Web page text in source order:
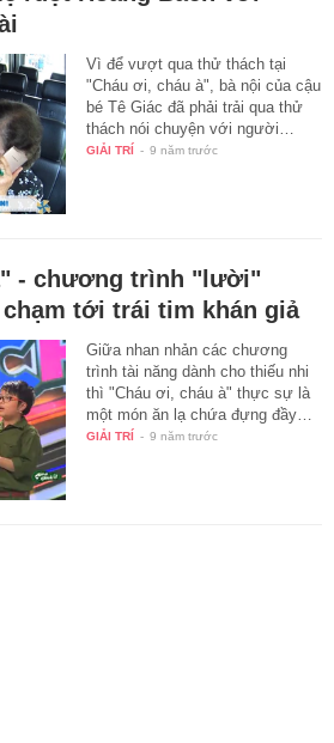
Vì để vượt qua thử thách tại
"Cháu ơi, cháu à", bà nội của cậu
bé Tê Giác đã phải trải qua thử
thách nói chuyện với người…
GIẢI TRÍ - 9 năm trước
- chương trình "lười"
tới trái tim khán giả
Giữa nhan nhản các chương
trình tài năng dành cho thiếu nhi
thì "Cháu ơi, cháu à" thực sự là
một món ăn lạ chứa đựng đầy…
GIẢI TRÍ - 9 năm trước